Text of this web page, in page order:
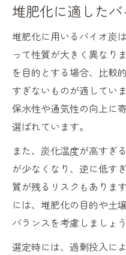
堆肥化に適した
堆肥化に用いるバイオ炭
って性質が大きく異なり
を目的とする場合、比較
すぎないものが適してい
保水性や通気性の向上に
選ばれています。
また、炭化温度が高すぎ
が少なくなり、逆に低す
質が残るリスクもありま
には、堆肥化の目的や土
バランスを考慮しましょう
選定時には、過剰投入に